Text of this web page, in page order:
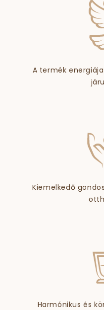
A termék
Kiemelkedő
Harmónikus és